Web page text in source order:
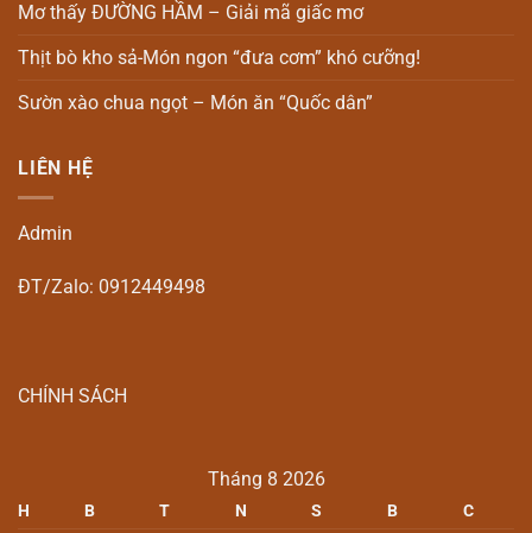
Mơ thấy ĐƯỜNG HẦM – Giải mã giấc mơ
Thịt bò kho sả-Món ngon “đưa cơm” khó cưỡng!
Sườn xào chua ngọt – Món ăn “Quốc dân”
LIÊN HỆ
Admin
ĐT/Zalo: 0912449498
CHÍNH SÁCH
Tháng 8 2026
H B T N S B C